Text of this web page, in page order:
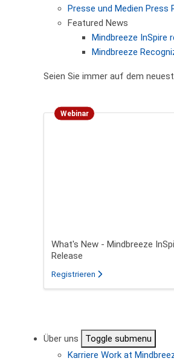
Presse und Medien Press
Featured News
Mindbreeze InSpire
Mindbreeze
Seien Sie immer auf dem
Webinar
What's New - Mindbreeze
Release
Registrieren für das Webinar
Über uns
Toggle submenu
Karriere Work at